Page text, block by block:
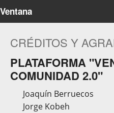
Ventana
CRÉDITOS Y
PLATAFORMA
COMUNIDAD 2.0"
Joaquín Berruecos
Jorge Kobeh